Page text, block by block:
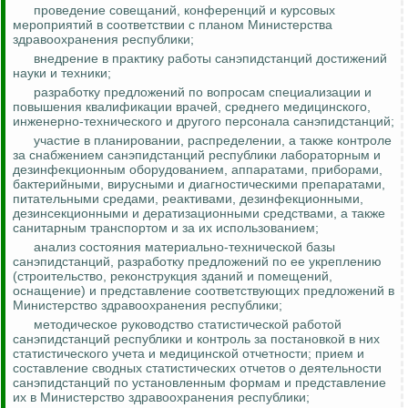
проведение совещаний, конференций и курсовых
мероприятий в соответствии с планом Министерства
здравоохранения республики;
внедрение в практику работы санэпидстанций достижений
науки и техники;
разработку предложений по вопросам специализации и
повышения квалификации врачей, среднего медицинского,
инженерно-технического и другого персонала санэпидстанций;
участие в планировании, распределении, а также контроле
за снабжением санэпидстанций республики лабораторным и
дезинфекционным оборудованием, аппаратами, приборами,
бактерийными, вирусными и диагностическими препаратами,
питательными средами, реактивами, дезинфекционными,
дезинсекционными и дератизационными средствами, а также
санитарным транспортом и за их использованием;
анализ состояния материально-технической базы
санэпидстанций, разработку предложений по ее укреплению
(строительство, реконструкция зданий и помещений,
оснащение) и представление соответствующих предложений в
Министерство здравоохранения республики;
методическое руководство статистической работой
санэпидстанций республики и контроль за постановкой в них
статистического учета и медицинской отчетности; прием и
составление сводных статистических отчетов о деятельности
санэпидстанций по установленным формам и представление
их в Министерство здравоохранения республики;